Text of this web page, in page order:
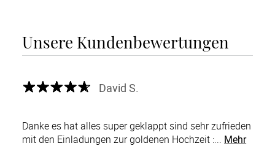
Unsere Kundenbewertungen
David S.
Danke es hat alles super geklappt sind sehr zufrieden
mit den Einladungen zur goldenen Hochzeit :... Mehr